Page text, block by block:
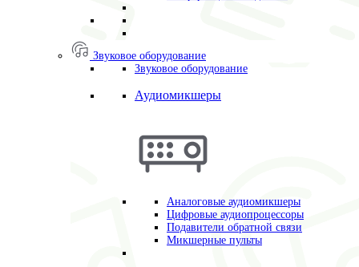
Звуковое оборудование
Звуковое оборудование
Аудиомикшеры
Аналоговые аудиомикшеры
Цифровые аудиопроцессоры
Подавители обратной связи
Микшерные пульты